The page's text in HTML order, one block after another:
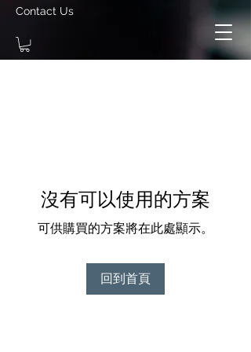
Contact Us
沒有可以使用的方案
可供購買的方案將在此處顯示。
回到首頁